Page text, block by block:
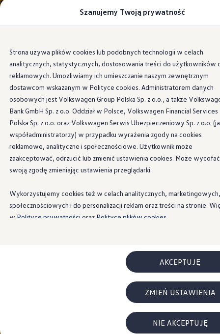
głównej
zawartości
do
stopki
Modele i konfigurator
Auta dostępne od ręki
Cenniki
Modele elektryczne i elektromobilność
Modele elektryczne
Modele elektryczne
Samochody hybrydowe
Przyszłe modele i auta koncepcyjne
ID.4 GTX Xtreme
ID.5 GTX “Xcite”
Nowy ID. Polo GTI
Ładowanie i zasięg
Ładowanie samochodu elektrycznego w domu
Ładowanie samochodu elektrycznego w trasie
Zasięg samochodów elektrycznych
Sposoby płatności
Korzyści i koszty
Koszty utrzymania
Leasing
Najem
Baterie wysokonapięciowe aut elektrycznych
Wyświetlacz head-up z rozszerzoną
System hamowania i odzyskiwanie energii
ID. Sound – poznaj wyjątkowy dźwięk
Strategia Way to Zero
Pozyskiwanie surowców przez recykling
BlueMotion Technologies
Pakiet Performance
Dla wszystkich, którzy
chcą więcej:pakiet GTI
Performance
Szanujemy Twoją prywatność
Strona używa plików cookies lub podobnych technologii w celach
analitycznych, statystycznych, dostosowania treści do użytkowników
reklamowych. Umożliwiamy ich umieszczanie naszym zewnętrznym
dostawcom wskazanym w Polityce cookies. Administratorem danych
osobowych jest Volkswagen Group Polska Sp. z o.o., a także
Bank GmbH Sp. z o.o. Oddział w Polsce, Volkswagen Financial Services
Polska Sp. z o.o. oraz Volkswagen Serwis Ubezpieczeniowy Sp. z o.o.
współadministratorzy) w przypadku wyrażenia zgody na cookies
reklamowe, analityczne i społecznościowe. Użytkownik może
zaakceptować, odrzucić lub zmienić ustawienia cookies. Może wycofać
swoją zgodę zmieniając ustawienia przeglądarki.
Wykorzystujemy cookies też w celach analitycznych, marketingowych,
społecznościowych i do personalizacji reklam oraz treści na stronie.
w Polityce prywatności oraz Polityce plików cookies.
AKCEPTUJĘ
NIE AKCEPTUJĘ
ZMIEŃ USTAWIENIA